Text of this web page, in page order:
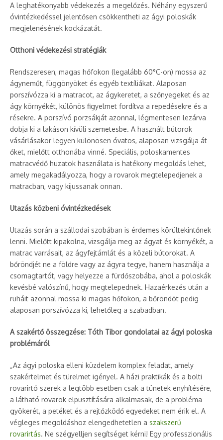
A leghatékonyabb védekezés a megelőzés. Néhány egyszerű
óvintézkedéssel jelentősen csökkentheti az ágyi poloskák
megjelenésének kockázatát.
Otthoni védekezési stratégiák
Rendszeresen, magas hőfokon (legalább 60°C-on) mossa az
ágyneműt, függönyöket és egyéb textíliákat. Alaposan
porszívózza ki a matracot, az ágykeretet, a szőnyegeket és az
ágy környékét, különös figyelmet fordítva a repedésekre és a
résekre. A porszívó porzsákját azonnal, légmentesen lezárva
dobja ki a lakáson kívüli szemetesbe. A használt bútorok
vásárlásakor legyen különösen óvatos, alaposan vizsgálja át
őket, mielőtt otthonába vinné. Speciális, poloskamentes
matracvédő huzatok használata is hatékony megoldás lehet,
amely megakadályozza, hogy a rovarok megtelepedjenek a
matracban, vagy kijussanak onnan.
Utazás közbeni óvintézkedések
Utazás során a szállodai szobában is érdemes körültekintőnek
lenni. Mielőtt kipakolna, vizsgálja meg az ágyat és környékét, a
matrac varrásait, az ágyfejtámlát és a közeli bútorokat. A
bőröndjét ne a földre vagy az ágyra tegye, hanem használja a
csomagtartót, vagy helyezze a fürdőszobába, ahol a poloskák
kevésbé valószínű, hogy megtelepednek. Hazaérkezés után a
ruháit azonnal mossa ki magas hőfokon, a bőröndöt pedig
alaposan porszívózza ki, lehetőleg a szabadban.
A szakértő összegzése: Tóth Tibor gondolatai az ágyi poloska
problémáról
„Az ágyi poloska elleni küzdelem komplex feladat, amely
szakértelmet és türelmet igényel. A házi praktikák és a bolti
rovarirtó szerek a legtöbb esetben csak a tünetek enyhítésére,
a látható rovarok elpusztítására alkalmasak, de a probléma
gyökerét, a petéket és a rejtőzködő egyedeket nem érik el. A
végleges megoldáshoz elengedhetetlen a szakszerű
rovarirtás. Ne szégyelljen segítséget kérni! Egy professzionális